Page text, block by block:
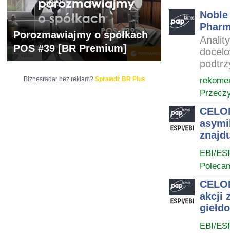
EBI/
akcji
EBI/
Porozmawiajmy o spółkach
POS #39 [BR Premium]
Biznesradar bez reklam? Sprawdź BR Plus